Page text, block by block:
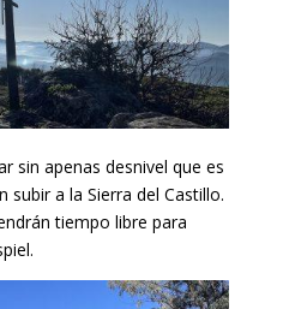
sin apenas desnivel que es
subir a la Sierra del Castillo.
tiempo libre para